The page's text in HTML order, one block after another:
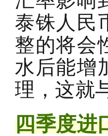
泰铢人民
整的将会
水后能增
理，这就
四季度进